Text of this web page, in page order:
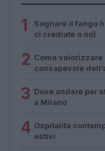
1
Sognare il fango
ci crediate o no)
2 Come valorizzare
consapevole
3 Dove andare per
a Milano
4 Ospitalità
estivi